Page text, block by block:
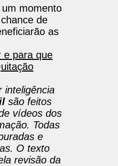
momento
de
as
e para que
inteligência
são feitos
vídeos dos
Todas
e
O texto
revisão da